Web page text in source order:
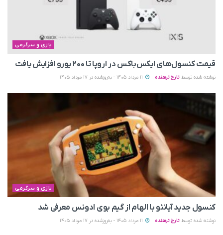
بازی و سرگرمی
قیمت کنسول‌های ایکس‌باکس در اروپا تا ۲۰۰ یورو افزایش یافت
نوشته شده توسط تارخ ترهنده
بازی و سرگرمی
کنسول جدید آیانئو با الهام از گیم بوی ادونس معرفی شد
نوشته شده توسط تارخ ترهنده